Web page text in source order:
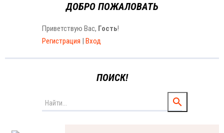
ДОБРО ПОЖАЛОВАТЬ
Приветствую Вас, Гость!
Регистрация | Вход
ПОИСК!